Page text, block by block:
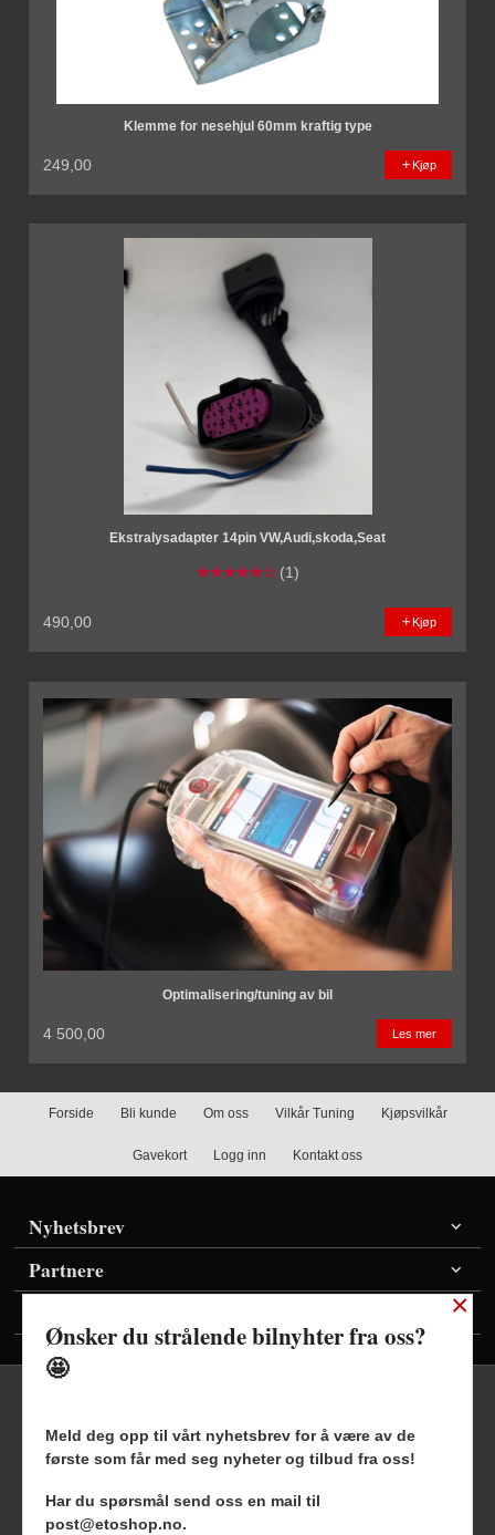
Klemme for nesehjul 60mm kraftig type
249,00 Kjøp
Ekstralysadapter 14pin VW,Audi,skoda,Seat
(1)
490,00 Kjøp
Optimalisering/tuning av bil
4 500,00 Les mer
Forside Bli kunde Om oss Vilkår Tuning Kjøpsvilkår
Gavekort Logg inn Kontakt oss
Nyhetsbrev
Partnere
Frakt Kjøpsbetingelser Sikkerhet og personvern
Nyhetsbrev Blogg
×
Ønsker du strålende bilnyhter fra oss?
🤩
Meld deg opp til vårt nyhetsbrev for å være av de
første som får med seg nyheter og tilbud fra oss!
Har du spørsmål send oss en mail til
post@etoshop.no.